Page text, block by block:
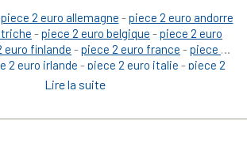
piece 2 euro allemagne -piece 2 euro andorre
-piece 2 euro belgique -piece 2 euro
euro finlande -piece 2 euro france -piece 2
2 euro irlande -piece 2 euro italie -piece 2
pièce 2 euro lituanie
Lire la suite